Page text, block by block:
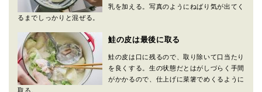
乳を加える。写真のようにねばり気が出てく
るまでしっかりと混ぜる。
鮭の皮は最後に取る
鮭の皮は口に残るので、取り除いて口当たり
を良くする。生の状態だとはがしづらく手間
がかかるので、仕上げに菜箸でめくるように
取る。